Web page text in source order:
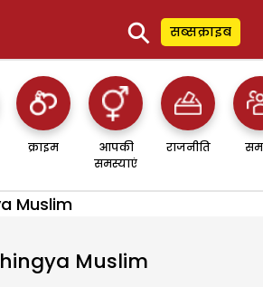
⚲ सब्सक्राइब
क्राइम
आपकी
समस्याएं
राजनीति
Muslim
Muslim